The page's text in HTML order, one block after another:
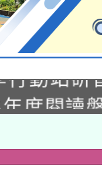
第2次
度閱讀
師名單